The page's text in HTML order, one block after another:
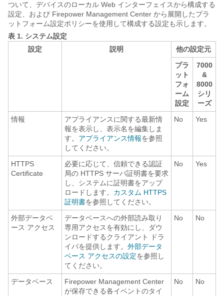
ついて、デバイスのローカル Web インターフェイスから構成する
設定、および Firepower Management Center から展開したプラ
ットフォーム設定ポリシーを使用して構成する設定も示します。
表 1. システム設定
設定
説明
他の設定元
プラ
ット
フォ
ーム
設定
7000
&
8000
シリ
ーズ
情報
アプライアンスに関する最新情
報を表示し、表示名を編集しま
す。 アプライアンス情報を参照
してください。
No Yes
HTTPS
Certificate
必要に応じて、信頼できる認証
局の HTTPS サーバ証明書を要求
し、システムに証明書をアップ
ロードします。 カスタム HTTPS
証明書を参照してください。
No Yes
外部データベ
ース アクセス
データベースへの外部読み取り
専用アクセスを有効にし、ダウ
ンロードするクライアント ドラ
イバを提供します。 外部データ
ベース アクセスの設定を参照し
てください。
No No
データベース
Firepower Management Center
が保存できる各イベントのタイ
No No